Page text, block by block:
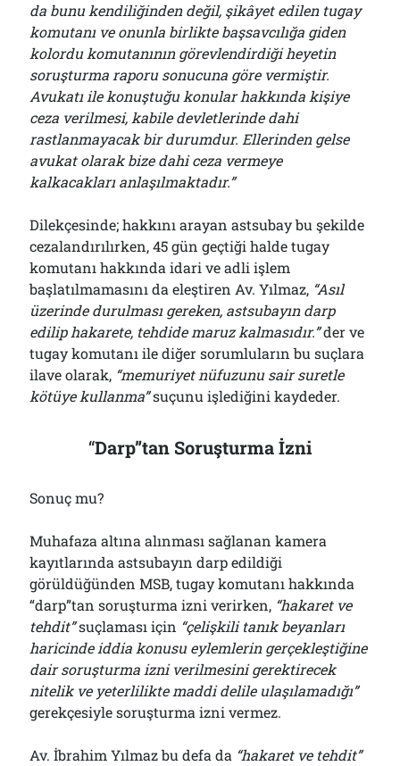
da bunu kendiliğinden değil, şikâyet edilen tugay
komutanı ve onunla birlikte başsavcılığa giden
kolordu komutanının görevlendirdiği heyetin
soruşturma raporu sonucuna göre vermiştir.
Avukatı ile konuştuğu konular hakkında kişiye
ceza verilmesi, kabile devletlerinde dahi
rastlanmayacak bir durumdur. Ellerinden gelse
avukat olarak bize dahi ceza vermeye
kalkacakları anlaşılmaktadır.”
Dilekçesinde; hakkını arayan astsubay bu şekilde
cezalandırılırken, 45 gün geçtiği halde tugay
komutanı hakkında idari ve adli işlem
başlatılmamasını da eleştiren Av. Yılmaz, “Asıl
üzerinde durulması gereken, astsubayın darp
edilip hakarete, tehdide maruz kalmasıdır.”der ve
tugay komutanı ile diğer sorumluların bu suçlara
ilave olarak, “memuriyet nüfuzunu sair suretle
kötüye kullanma”suçunu işlediğini kaydeder.
“Darp”tan Soruşturma İzni
Sonuç mu?
Muhafaza altına alınması sağlanan kamera
kayıtlarında astsubayın darp edildiği
görüldüğünden MSB, tugay komutanı hakkında
“darp”tan soruşturma izni verirken, “hakaret ve
tehdit”suçlaması için “çelişkili tanık beyanları
haricinde iddia konusu eylemlerin gerçekleştiğine
dair soruşturma izni verilmesini gerektirecek
nitelik ve yeterlilikte maddi delile ulaşılamadığı”
gerekçesiyle soruşturma izni vermez.
Av. İbrahim Yılmaz bu defa da “hakaret ve tehdit”